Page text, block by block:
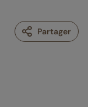
Partager